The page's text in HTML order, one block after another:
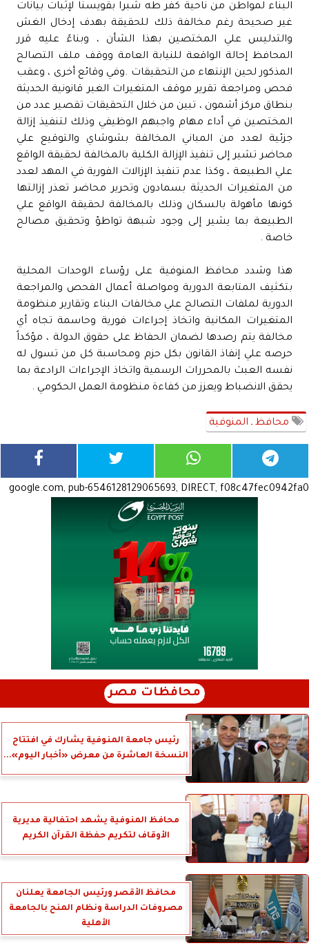
البناء لمواطن من ناحية كفر طه شبرا بقويسنا لإثبات بيانات
غير صحيحة رغم مخالفة ذلك للحقيقة بهدف إدخال الغش
والتدليس علي المختصين بهذا الشأن ، وبناءً عليه قرر
المحافظ إحالة الواقعة للنيابة العامة ووقف ملف التصالح
المذكور لحين الإنتهاء من التحقيقات .وفي وقائع أخرى ، وعقب
فحص ومراجعة تقرير موقف المتغيرات الغير قانونية الحديثة
بنطاق مركز أشمون ، تبين من خلال التحقيقات تقصير عدد من
المختصين في أداء مهام واجبهم الوظيفي وذلك لتنفيذ إزالة
جزئية لعدد من المباني المخالفة بشوشاي والتوقيع علي
محاضر تشير إلى تنفيذ الإزالة الكلية بالمخالفة لحقيقة الواقع
علي الطبيعة ، وكذا عدم تنفيذ الإزالات الفورية في المهد لعدد
من المتغيرات الحديثة بسمادون وتحرير محاضر تعذر إزالتها
كونها مأهولة بالسكان وذلك بالمخالفة لحقيقة الواقع علي
الطبيعة بما يشير إلى وجود شبهة تواطؤ وتحقيق مصالح
خاصة .
هذا وشدد محافظ المنوفية على رؤساء الوحدات المحلية
بتكثيف المتابعة الدورية ومواصلة أعمال الفحص والمراجعة
الدورية لملفات التصالح علي مخالفات البناء وتقارير منظومة
المتغيرات المكانية واتخاذ إجراءات فورية وحاسمة تجاه أي
مخالفة يتم رصدها لضمان الحفاظ على حقوق الدولة ، مؤكداً
حرصه علي إنفاذ القانون بكل حزم ومحاسبة كل من تسول له
نفسه العبث بالمحررات الرسمية واتخاذ الإجراءات الرادعة بما
يحقق الانضباط ويعزز من كفاءة منظومة العمل الحكومي .
محافظ ـ المنوفية
google.com, pub-6546128129065693, DIRECT, f08c47fec0942fa0
محافظات مصر
رئيس جامعة المنوفية يشارك في افتتاح
النسخة العاشرة من معرض «أخبار اليوم»...
محافظ المنوفية يشهد احتفالية مديرية
الأوقاف لتكريم حفظة القرآن الكريم
محافظ الأقصر ورئيس الجامعة يعلنان
مصروفات الدراسة ونظام المنح بالجامعة
الأهلية